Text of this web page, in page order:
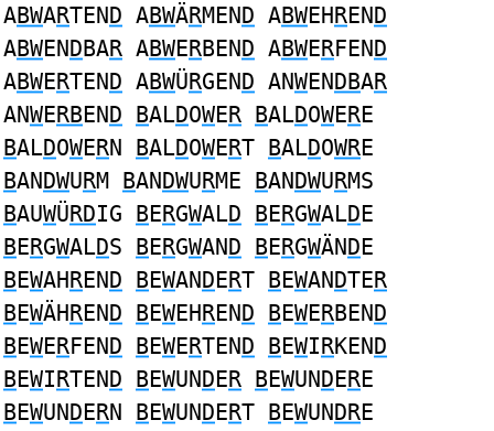
ABWARTEND ABWÄRMEND ABWEHREND
ABWENDBAR ABWERBEND ABWERFEND
ABWERTEND ABWÜRGEND ANWENDBAR
ANWERBEND BALDOWER BALDOWERE
BALDOWERN BALDOWERT BALDOWRE
BANDWURM BANDWURME BANDWURMS
BAUWÜRDIG BERGWALD BERGWALDE
BERGWALDS BERGWAND BERGWÄNDE
BEWAHREND BEWANDERT BEWANDTER
BEWÄHREND BEWEHREND BEWERBEND
BEWERFEND BEWERTEND BEWIRKEND
BEWIRTEND BEWUNDER BEWUNDERE
BEWUNDERN BEWUNDERT BEWUNDRE